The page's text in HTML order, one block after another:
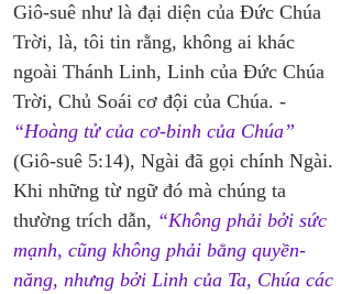
Giô-suê như là đại diện của Đức Chúa
Trời, là, tôi tin rằng, không ai khác
ngoài Thánh Linh, Linh của Đức Chúa
Trời, Chủ Soái cơ đội của Chúa. -
“Hoàng tử của cơ-binh của Chúa”
(Giô-suê 5:14), Ngài đã gọi chính Ngài.
Khi những từ ngữ đó mà chúng ta
thường trích dẫn, “Không phải bởi sức
mạnh, cũng không phải bằng quyền-
năng, nhưng bởi Linh của Ta, Chúa các